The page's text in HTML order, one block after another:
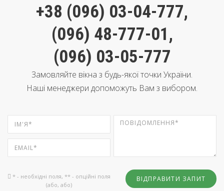
+38 (096) 03-04-777,
(096) 48-777-01,
(096) 03-05-777
Замовляйте вікна з будь-якої точки України.
Наші менеджери допоможуть Вам з вибором.
* - необхідні поля, ** - опційні поля
(або, або)
ВІДПРАВИТИ ЗАПИТ